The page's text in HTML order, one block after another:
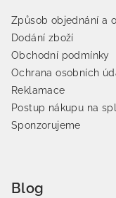
Způsob objednání a
Dodání zboží
Obchodní podmínky
Ochrana osobních
Reklamace
Postup nákupu na
Sponzorujeme
Blog